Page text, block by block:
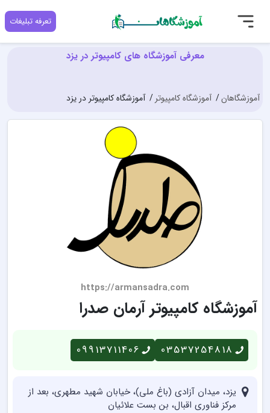
تعرفه تبلیغات
معرفی آموزشگاه های کامپیوتر در یزد
آموزشگاهان آموزشگاه کامپیوتر آموزشگاه کامپیوتر در یزد
https://armansadra.com
آموزشگاه کامپیوتر آرمان صدرا
03537254818
09913711406
یزد، میدان آزادی (باغ ملی)، خیابان شهید مطهری، بعد از
مرکز فناوری اقبال، بن بست علائیان